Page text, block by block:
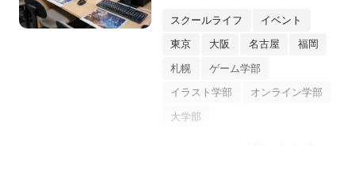
スクールライフ イベント
東京 大阪 名古屋 福岡
札幌 ゲーム学部
イラスト学部 オンライン学部
大学部